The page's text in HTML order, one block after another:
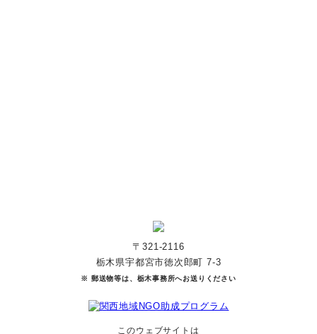
〒321-2116
栃木県宇都宮市徳次郎町 7-3
※ 郵送物等は、栃木事務所へお送りください
このウェブサイトは